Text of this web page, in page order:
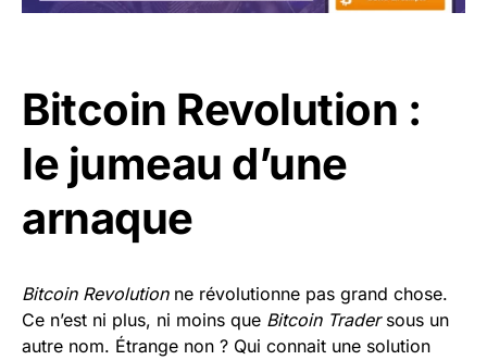
Bitcoin Revolution :
le jumeau d’une
arnaque
Bitcoin Revolutionne révolutionne pas grand chose.
Ce n’est ni plus, ni moins que Bitcoin Tradersous un
autre nom. Étrange non ? Qui connait une solution